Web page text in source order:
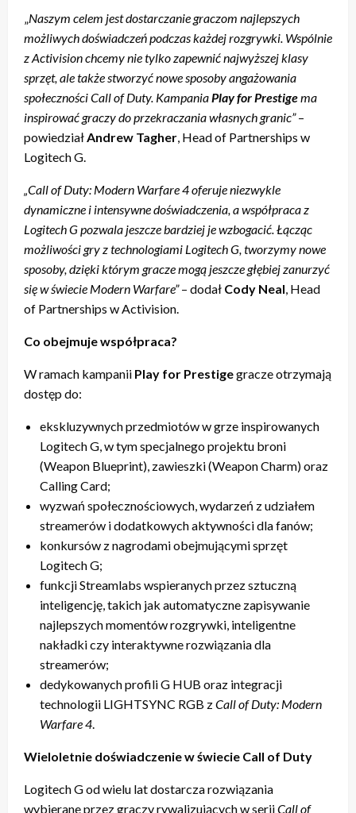
„Naszym celem jest dostarczanie graczom najlepszych
możliwych doświadczeń podczas każdej rozgrywki. Wspólnie
z Activision chcemy nie tylko zapewnić najwyższej klasy
sprzęt, ale także stworzyć nowe sposoby angażowania
społeczności Call of Duty. KampaniaPlay for Prestigema
inspirować graczy do przekraczania własnych granic”–
powiedziałAndrew Tagher, Head of Partnerships w
Logitech G.
„Call of Duty: Modern Warfare 4 oferuje niezwykle
dynamiczne i intensywne doświadczenia, a współpraca z
Logitech G pozwala jeszcze bardziej je wzbogacić. Łącząc
możliwości gry z technologiami Logitech G, tworzymy nowe
sposoby, dzięki którym gracze mogą jeszcze głębiej zanurzyć
się w świecie Modern Warfare”– dodał Cody Neal, Head
of Partnerships w Activision.
Co obejmuje współpraca?
W ramach kampanii Play for Prestigegracze otrzymają
dostęp do:
ekskluzywnych przedmiotów w grze inspirowanych
Logitech G, w tym specjalnego projektu broni
(Weapon Blueprint), zawieszki (Weapon Charm) oraz
Calling Card;
wyzwań społecznościowych, wydarzeń z udziałem
streamerów i dodatkowych aktywności dla fanów;
konkursów z nagrodami obejmującymi sprzęt
Logitech G;
funkcji Streamlabs wspieranych przez sztuczną
inteligencję, takich jak automatyczne zapisywanie
najlepszych momentów rozgrywki, inteligentne
nakładki czy interaktywne rozwiązania dla
streamerów;
dedykowanych profili G HUB oraz integracji
technologii LIGHTSYNC RGB zCall of Duty: Modern
Warfare 4.
Wieloletnie doświadczenie w świecie Call of Duty
Logitech G od wielu lat dostarcza rozwiązania
wybierane przez graczy rywalizujących w seriiCall of